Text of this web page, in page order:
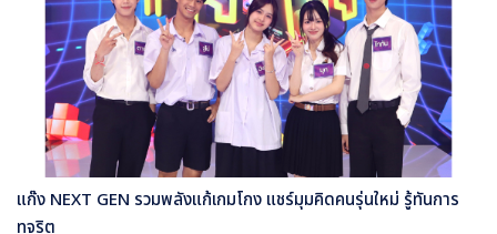
แก๊ง NEXT GEN รวมพลังแก้เกมโกง แชร์มุมคิดคนรุ่นใหม่ รู้ทันการ
ทุจริต